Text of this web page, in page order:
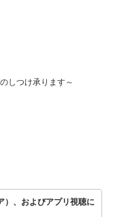
しつけ承ります～
）、およびアプリ視聴に